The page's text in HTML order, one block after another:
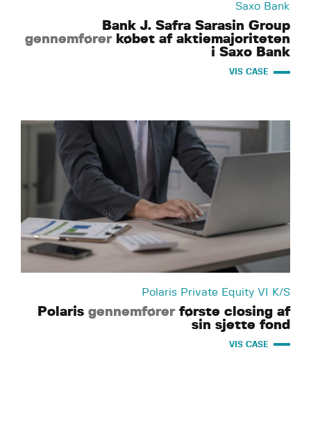
Saxo Bank
Bank J. Safra Sarasin Group
gennemførerkøbet af aktiemajoriteten
i Saxo Bank
VIS CASE
Polaris Private Equity VI K/S
Polaris gennemførerførste closing af
sin sjette fond
VIS CASE